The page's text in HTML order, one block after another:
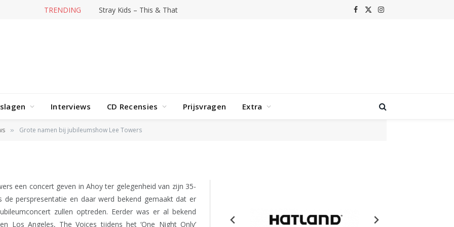
TRENDING Stray Kids – This & That Facebook
X
Instagram
Interviews CD Recensies Prijsvragen Extra
» Grote namen bij jubileumshow Lee Towers
Lee Towers
een concert geven in Ahoy ter gelegenheid van zijn 35-
de perspresentatie en daar werd bekend gemaakt dat er
zullen optreden. Eerder was er al bekend
Los Angeles, The Voices tijdens het ‘One Night Only’